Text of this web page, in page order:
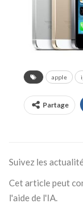
apple
Partage
Suivez les
Cet article peut
l'aide de l'IA.